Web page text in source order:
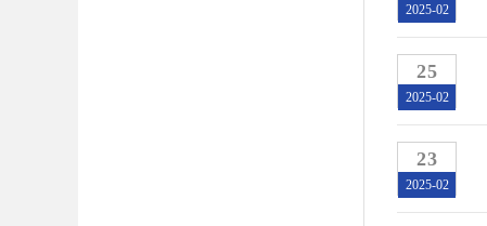
2025-02
25
2025-02
23
2025-02